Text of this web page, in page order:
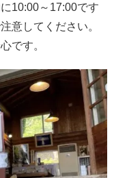
10:00～17:00です
意してください。
です。